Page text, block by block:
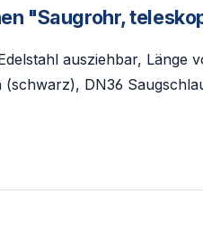
"Saugrohr,
ausziehbar, Länge
(schwarz), DN36